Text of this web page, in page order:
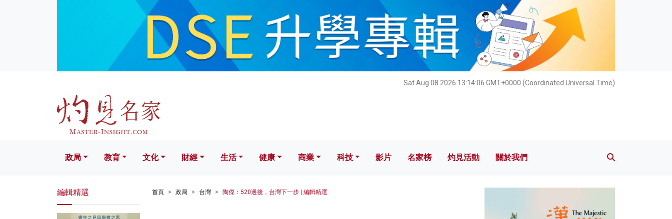
Sat Aug 08 2026 13:14:07 GMT+0000 (Coordinated Universal Time)
文化 財經 生活 健康 科技 影片 名家榜 灼見活動 關於我們
政局 教育 文化 財經 生活 健康 商業 科技 影片 名家榜 灼見活動 關於我們
首頁 政局 台灣 陶傑：520過後，台灣下一步 | 編輯精選
編輯精選